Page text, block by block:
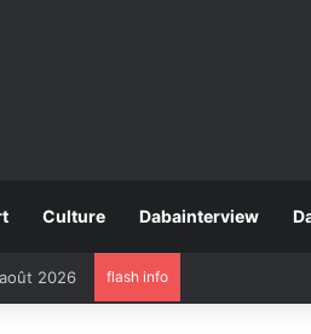
Culture Dabainterview
2026 flash info